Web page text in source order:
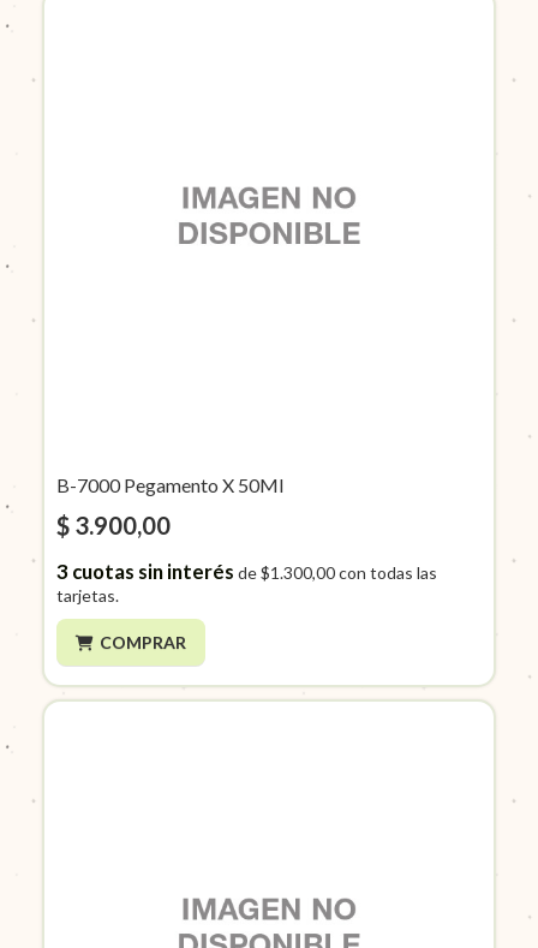
B-7000 Pegamento X 50Ml
$ 3.900,00
3cuotas sin interés de$1.300,00con todas las
tarjetas.
COMPRAR